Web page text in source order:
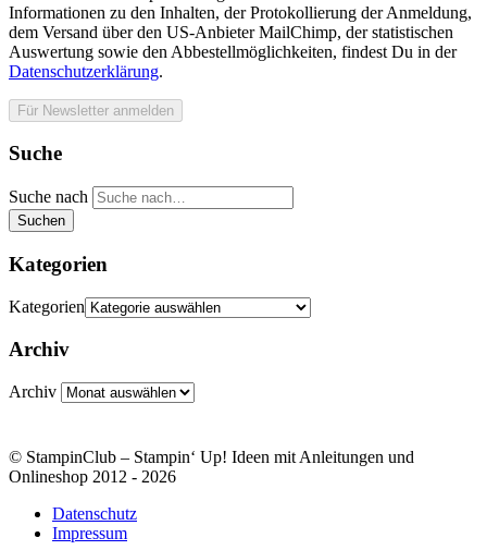
Informationen zu den Inhalten, der Protokollierung der Anmeldung,
dem Versand über den US-Anbieter MailChimp, der statistischen
Auswertung sowie den Abbestellmöglichkeiten, findest Du in der
Datenschutzerklärung.
Suche
Suche nach
Suchen
Kategorien
Kategorien
Archiv
Archiv
© StampinClub – Stampin‘ Up! Ideen mit Anleitungen und
Onlineshop 2012 - 2026
Datenschutz
Impressum